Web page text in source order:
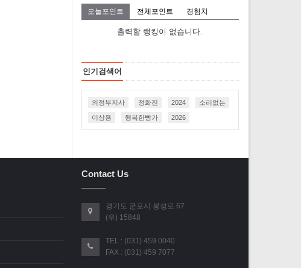
오늘포인트 전체포인트 경험치
출력할 랭킹이 없습니다.
인기검색어
의정부지사 정화진 2024 소리없는
이상용 행복한빵가 2026
Contact Us
경기도 군포시 봉성로 67
(우) 15848
TEL : (031) 459 0040
FAX : (031) 459 7077